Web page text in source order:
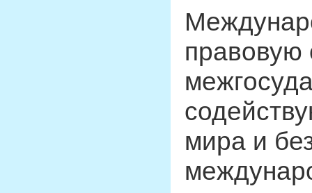
правовую
мира и